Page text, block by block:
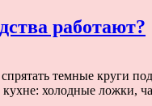
работают?
темные круги
холодные ложки,